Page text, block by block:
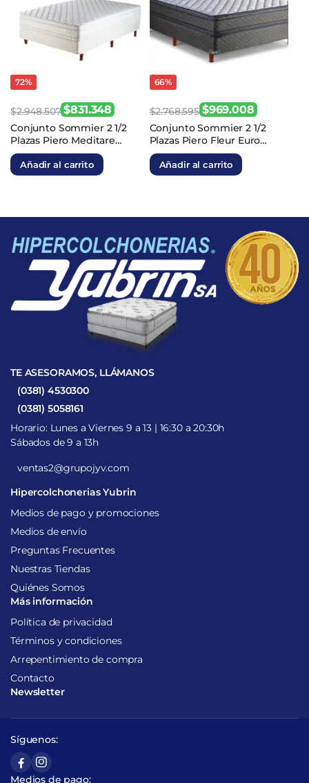
72%
$2.948.507
El
precio
original
era:
$831.348
El
precio
actual
es:
Conjunto Sommier 2 1/2
Plazas Piero Meditare
Espuma 140x190x23
Añadir al carrito
66%
$2.768.595
El
precio
original
era:
$969.008
El
precio
actual
es:
Conjunto Sommier 2 1/2
Plazas Piero Fleur Euro
Espuma 140x190x26
Añadir al carrito
TE ASESORAMOS, LLÁMANOS
(0381) 4530300
(0381) 5058161
Horario: Lunes a Viernes 9 a 13 | 16:30 a 20:30h
Sábados de 9 a 13h
ventas2@grupojyv.com
Hipercolchonerias Yubrin
Medios de pago y promociones
Medios de envío
Preguntas Frecuentes
Nuestras Tiendas
Quiénes Somos
Más información
Política de privacidad
Términos y condiciones
Arrepentimiento de compra
Contacto
Newsletter
Síguenos:
Medios de pago: